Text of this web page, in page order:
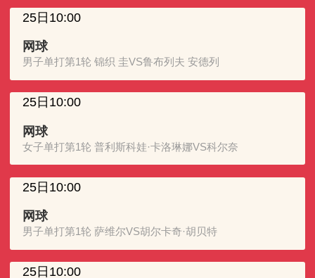
25日10:00
网球
男子单打第1轮 锦织 圭VS鲁布列夫 安德列
25日10:00
网球
女子单打第1轮 普利斯科娃·卡洛琳娜VS科尔奈
25日10:00
网球
男子单打第1轮 萨维尔VS胡尔卡奇·胡贝特
25日10:00